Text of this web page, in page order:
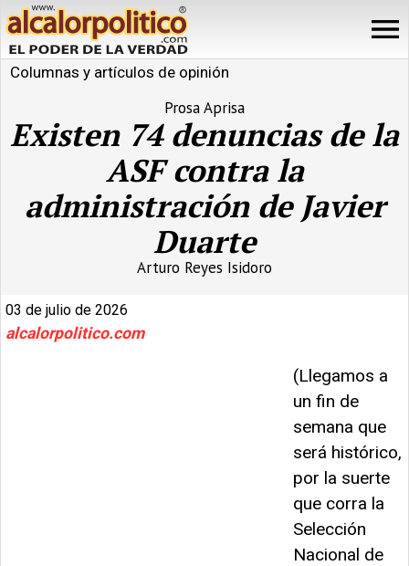
Columnas y artículos de opinión
Prosa Aprisa
Existen 74 denuncias de la
ASF contra la
administración de Javier
Duarte
Arturo Reyes Isidoro
03 de julio de 2026
alcalorpolitico.com
(Llegamos a
un fin de
semana que
será histórico,
por la suerte
que corra la
Selección
Nacional de